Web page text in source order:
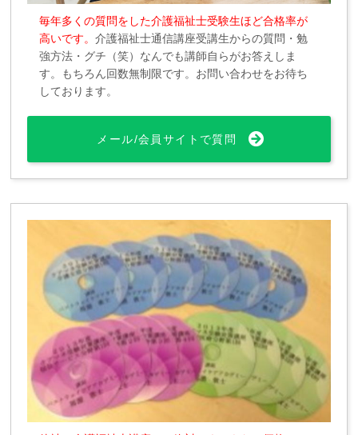
毎年多くの質問をした介護福祉士受験生ほど合格率が
高いです。介護福祉士通信講座受講生からの質問・勉
強方法・グチ（笑）なんでも講師自らがお答えしま
す。もちろん回数無制限です。お問い合わせをお待ち
しております。
メール/会員サイトで質問